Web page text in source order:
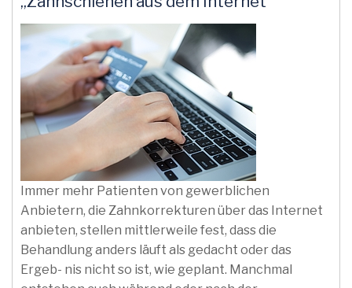
Immer mehr Patienten von gewerblichen
Anbietern, die Zahnkorrekturen über das Internet
anbieten, stellen mittlerweile fest, dass die
Behandlung anders läuft als gedacht oder das
Ergeb- nis nicht so ist, wie geplant. Manchmal